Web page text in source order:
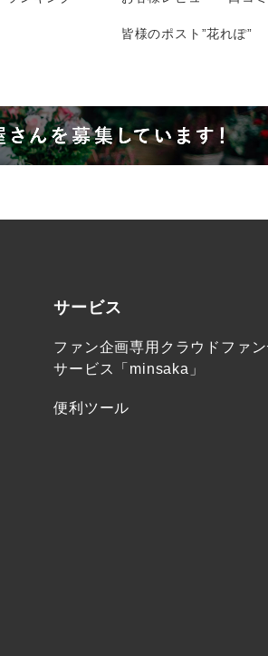
皆様のポスト”花れぽ”
サービス
ファン企画専用クラウドファ
サービス「minsaka」
便利ツール